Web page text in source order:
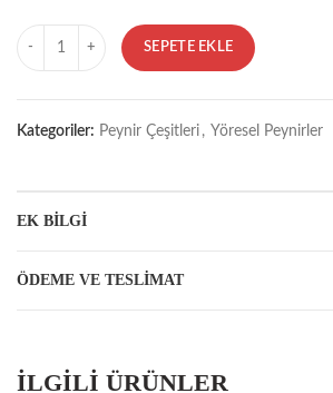
Miktar
SEPETE EKLE
Kategoriler: Peynir Çeşitleri , Yöresel Peynirler
EK BILGI
ÖDEME VE TESLIMAT
İLGILI ÜRÜNLER